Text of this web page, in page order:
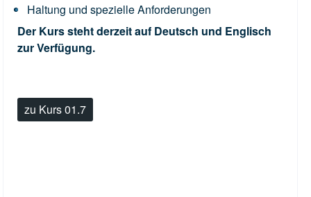
Haltung und spezielle Anforderungen
Der Kurs steht derzeit auf Deutsch und Englisch
zur Verfügung.
zu Kurs 01.7